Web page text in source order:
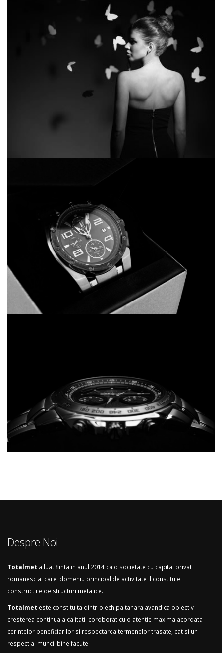
Despre Noi
Totalmet a luat fiinta in anul 2014 ca o societate cu capital privat
romanesc al carei domeniu principal de activitate il constituie
constructiile de structuri metalice.
Totalmet este constituita dintr-o echipa tanara avand ca obiectiv
cresterea continua a calitatii coroborat cu o atentie maxima acordata
cerintelor beneficiarilor si respectarea termenelor trasate, cat si un
respect al muncii bine facute.